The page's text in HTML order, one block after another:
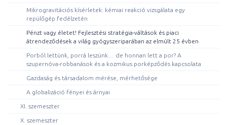
Mikrogravitációs kísérletek: kémiai reakció vizsgálata egy
repülőgép fedélzetén
Pénzt vagy életet! Fejlesztési stratégia-váltások és piaci
átrendeződések a világ gyógyszeriparában az elmúlt 25 évben
Porból lettünk, porrá leszünk… de honnan lett a por? A
szupernóva-robbanások és a kozmikus porképződés kapcsolata
Gazdaság és társadalom mérése, mérhetősége
A globalizáció fényei és árnyai
XI. szemeszter
X. szemeszter